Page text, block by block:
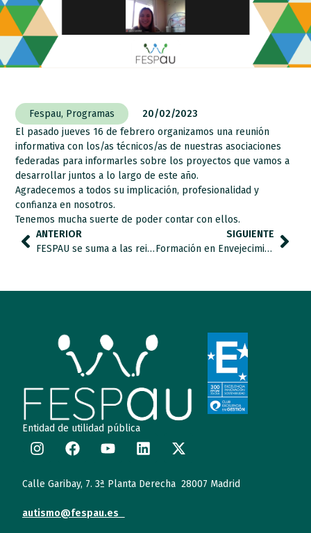
Fespau, Programas
20/02/2023
El pasado jueves 16 de febrero organizamos una reunión
informativa con los/as técnicos/as de nuestras asociaciones
federadas para informarles sobre los proyectos que vamos a
desarrollar juntos a lo largo de este año.
Agradecemos a todos su implicación, profesionalidad y
confianza en nosotros.
Tenemos mucha suerte de poder contar con ellos.
ANTERIOR
FESPAU se suma a las reivindicaciones de la Confederación Autismo España por el Día Internacional del Síndrome de Asperger
SIGUIENTE
Formación en Envejecimiento Activo y TEA
Entidad de utilidad pública
Calle Garibay, 7. 3ª Planta Derecha 28007 Madrid
autismo@fespau.es